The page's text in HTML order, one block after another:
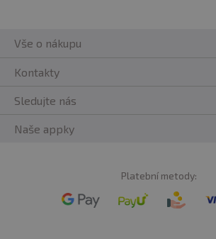
Vše o nákupu
Kontakty
Sledujte nás
Naše appky
Platební metody: